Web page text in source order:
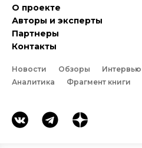
О проекте
Авторы и эксперты
Партнеры
Контакты
Новости Обзоры Интервью
Аналитика
Фрагмент книги